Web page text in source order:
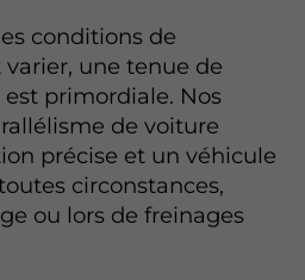
conditions de
une tenue de
primordiale. Nos
de voiture
précise et un véhicule
circonstances,
ou lors de freinages